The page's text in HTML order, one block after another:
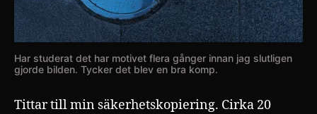
Har studerat det har motivet flera gånger innan jag slutligen
gjorde bilden. Tycker det blev en bra komp.
Tittar till min säkerhetskopiering. Cirka 20